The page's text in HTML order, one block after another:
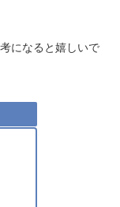
になると嬉しいで